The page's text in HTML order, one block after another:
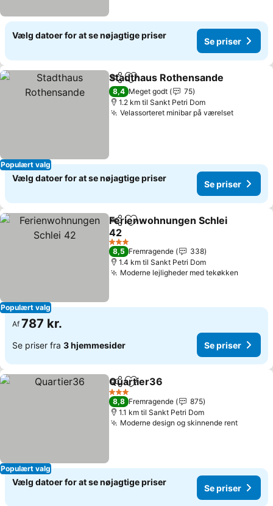
Vælg datoer for at se nøjagtige priser
Se priser
Populært valg
Del Føj til favoritter
Stadthaus Rothensande
8,4 Meget godt
75
1.2 km til Sankt Petri Dom
Velassorteret minibar på værelset
Vælg datoer for at se nøjagtige priser
Se priser
Populært valg
Del Føj til favoritter
Ferienwohnungen Schlei
42
3 Stjerner
8,5 Fremragende
338
1.4 km til Sankt Petri Dom
Moderne lejligheder med tekøkken
Af 787 kr.
Se priser fra 3 hjemmesider Se priser
Populært valg
Del Føj til favoritter
Quartier36
3 Stjerner
8,8 Fremragende
875
1.1 km til Sankt Petri Dom
Moderne design og skinnende rent
Vælg datoer for at se nøjagtige priser
Se priser